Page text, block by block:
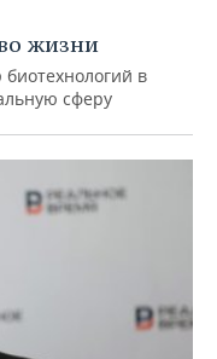
жизни
в
сферу